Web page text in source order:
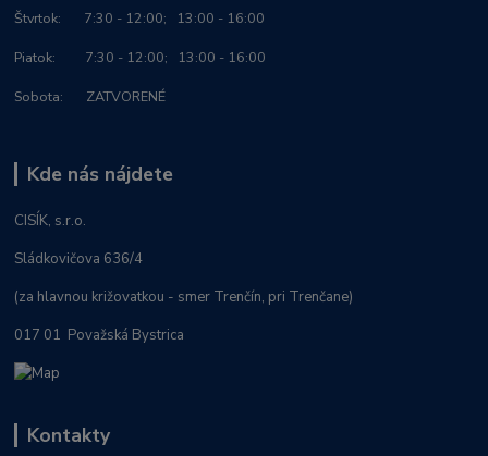
Štvrtok: 7:30 - 12:00; 13:00 - 16:00
Piatok: 7:30 - 12:00; 13:00 - 16:00
Sobota: ZATVORENÉ
Kde nás nájdete
CISÍK, s.r.o.
Sládkovičova 636/4
(za hlavnou križovatkou - smer Trenčín, pri Trenčane)
017 01 Považská Bystrica
Kontakty